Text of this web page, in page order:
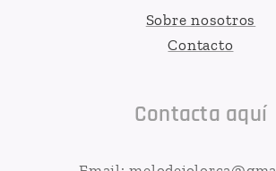
Sobre nosotros
Contacto
Contacta aquí